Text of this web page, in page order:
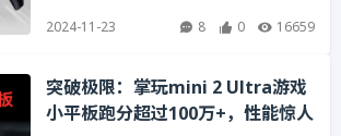
2024-11-23 8 0 16659
突破极限：掌玩mini 2 Ultra游戏
小平板跑分超过100万+，性能惊人